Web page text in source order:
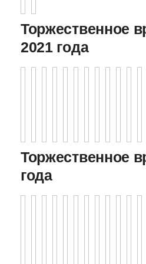
Торжественное
2021 года
Торжественное
года